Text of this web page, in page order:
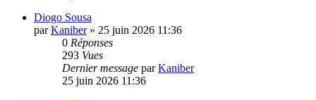
Diogo Sousa
parKaniber» 25 juin 2026 11:36
0 Réponses
293 Vues
Dernier message parKaniber
25 juin 2026 11:36